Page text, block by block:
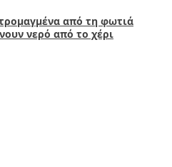
από τη φωτιά
νερό από το χέρι